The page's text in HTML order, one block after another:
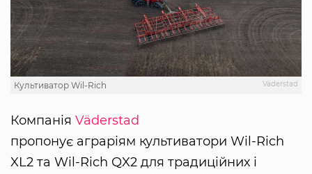
Väderstad
Культиватор Wil-Rich
Компанія Väderstad
пропонує аграріям культиватори Wil-Rich
XL2 та Wil-Rich QX2 для традиційних і